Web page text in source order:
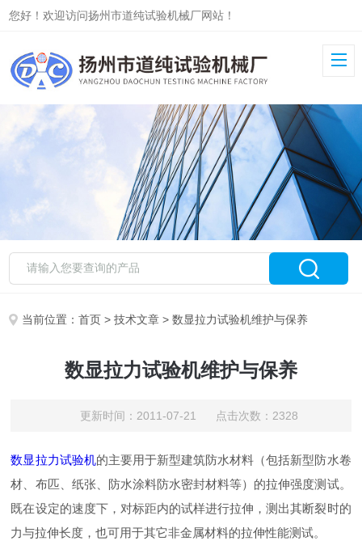
您好！欢迎访问扬州市道纯试验机械厂网站！
当前位置：首页 >技术文章 > 数显拉力试验机维护与保养
数显拉力试验机维护与保养
更新时间：2011-07-21 点击次数：2328
数显拉力试验机的主要用于新型建筑防水材料（包括新型防水卷
材、布匹、纸张、防水涂料防水密封材料等）的拉伸强度测试。
既在设定的速度下，对标距内的试样进行拉伸，测出其断裂时的
力与拉伸长度，也可用于其它非金属材料的拉伸性能测试。